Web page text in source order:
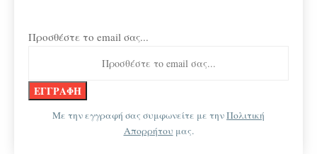
Προσθέστε το email σας...
Με την εγγραφή σας συμφωνείτε με τηνΠολιτική
Απορρήτου μας.